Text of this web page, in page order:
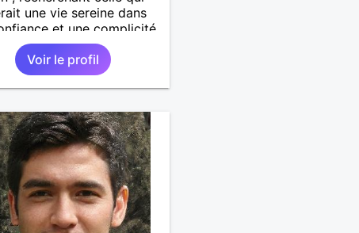
une vie sereine dans
et une complicité
Voir le profil